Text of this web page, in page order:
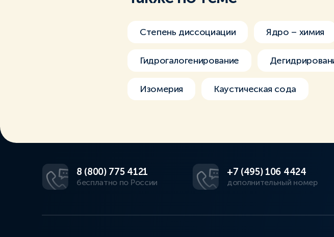
Степень диссоциации Ядро – химия
Гидрогалогенирование
Изомерия Каустическая сода
8 (800) 775 4121
бесплатно по России
+7 (495) 106 4424
дополнительный номер